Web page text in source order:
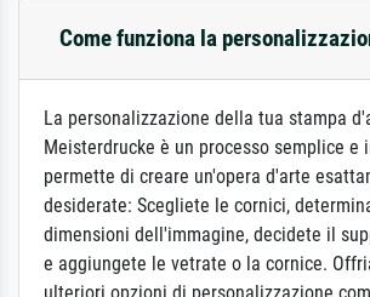
Come funziona la
La personalizzazione della tua stampa
Meisterdrucke è un processo semplice e
permette di creare un'opera d'arte
desiderate: Scegliete le cornici,
dimensioni dell'immagine, decidete il
e aggiungete le vetrate o la cornice.